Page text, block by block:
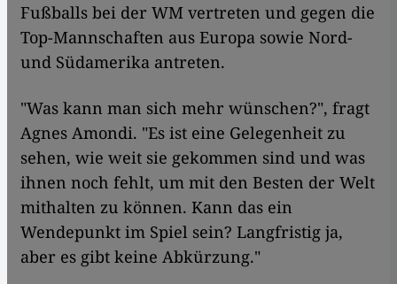
Fußballs bei der WM vertreten und gegen die
Top-Mannschaften aus Europa sowie Nord-
und Südamerika antreten.
"Was kann man sich mehr wünschen?", fragt
Agnes Amondi. "Es ist eine Gelegenheit zu
sehen, wie weit sie gekommen sind und was
ihnen noch fehlt, um mit den Besten der Welt
mithalten zu können. Kann das ein
Wendepunkt im Spiel sein? Langfristig ja,
aber es gibt keine Abkürzung."